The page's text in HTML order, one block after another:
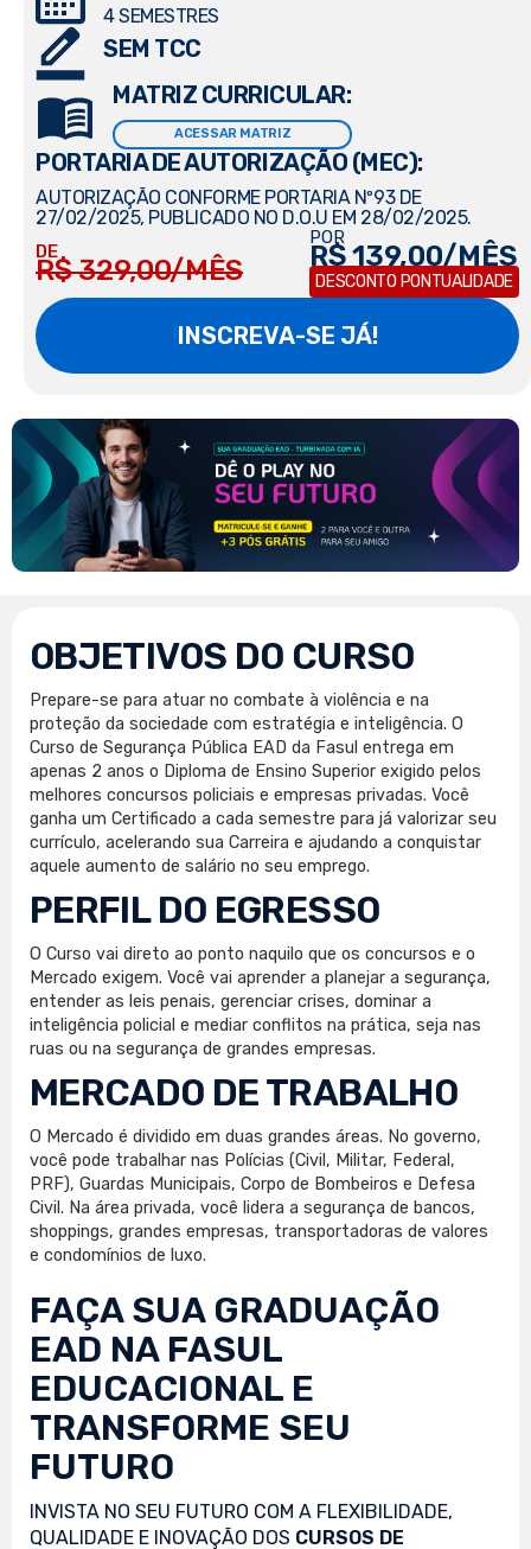
4 SEMESTRES
SEM TCC
MATRIZ CURRICULAR:
ACESSAR MATRIZ
PORTARIA DE AUTORIZAÇÃO (MEC):
AUTORIZAÇÃO CONFORME PORTARIA Nº93 DE
27/02/2025, PUBLICADO NO D.O.U EM 28/02/2025.
DE
R$ 329,00/MÊS
POR
R$ 139,00/MÊS
DESCONTO PONTUALIDADE
INSCREVA-SE JÁ!
OBJETIVOS DO CURSO
Prepare-se para atuar no combate à violência e na
proteção da sociedade com estratégia e inteligência. O
Curso de Segurança Pública EAD da Fasul entrega em
apenas 2 anos o Diploma de Ensino Superior exigido pelos
melhores concursos policiais e empresas privadas. Você
ganha um Certificado a cada semestre para já valorizar seu
currículo, acelerando sua Carreira e ajudando a conquistar
aquele aumento de salário no seu emprego.
PERFIL DO EGRESSO
O Curso vai direto ao ponto naquilo que os concursos e o
Mercado exigem. Você vai aprender a planejar a segurança,
entender as leis penais, gerenciar crises, dominar a
inteligência policial e mediar conflitos na prática, seja nas
ruas ou na segurança de grandes empresas.
MERCADO DE TRABALHO
O Mercado é dividido em duas grandes áreas. No governo,
você pode trabalhar nas Polícias (Civil, Militar, Federal,
PRF), Guardas Municipais, Corpo de Bombeiros e Defesa
Civil. Na área privada, você lidera a segurança de bancos,
shoppings, grandes empresas, transportadoras de valores
e condomínios de luxo.
FAÇA SUA GRADUAÇÃO
EAD NA FASUL
EDUCACIONAL E
TRANSFORME SEU
FUTURO
INVISTA NO SEU FUTURO COM A FLEXIBILIDADE,
QUALIDADE E INOVAÇÃO DOS CURSOS DE